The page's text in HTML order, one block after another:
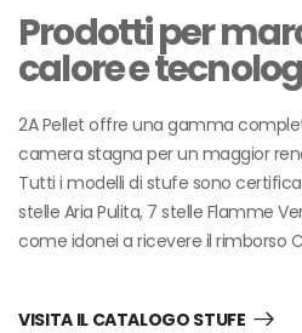
Prodotti per
calore e
2A Pellet offre una gamma
camera stagna per un maggior
Tutti i modelli di stufe sono
stelle Aria Pulita, 7 stelle Flamme
come idonei a ricevere il rimborso
VISITA IL CATALOGO STUFE